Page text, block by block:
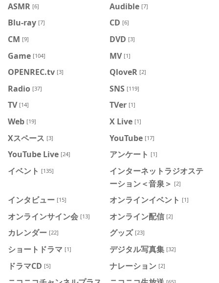
ASMR [6] Audible [7]
Blu-ray [7] CD [6]
CM [9] DVD [3]
Game [104] MV [1]
OPENREC.tv [3] QloveR [2]
Radio [37] SNS [119]
TV [14] TVer [1]
Web [19] X Live [1]
Xスペース [3] YouTube [17]
YouTube Live [24] アンケート [1]
イベント [135]
インターネットラジオステ
ーション＜音泉＞ [2]
インタビュー [15] オンラインイベント [1]
オンラインサイン会 [13] オンライン配信 [2]
カレンダー [22] グッズ [23]
ショートドラマ [1] デジタル写真集 [32]
ドラマCD [5] ナレーション [2]